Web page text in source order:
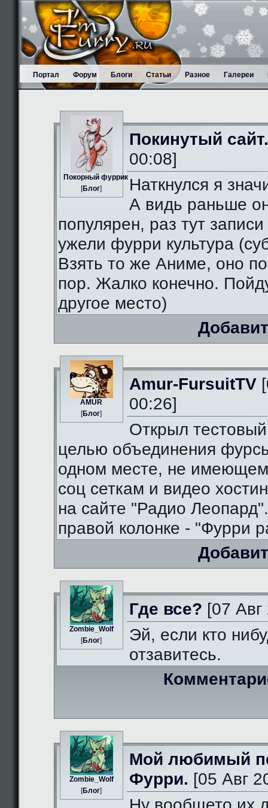
Портал Форум Блоги Статьи Разное Галереи
Пoкорный фуррик
[Блог]
Покинутый сайт.
00:08]
Наткнулся я
А видь раньше
популярен, раз тут
ужели фурри культура
Взять то же Аниме, оно
пор. Жалко конечно.
другое место)
AMUR
[Блог]
Amur-FursuitTV
00:26]
Открыл
целью объединения
одном месте, не
соц сеткам и видео
на сайте "Радио
правой колонке - "Фурри
Zombie_Wolf
[Блог]
Где все? [07
Эй, если кто
отзавитесь.
Zombie_Wolf
[Блог]
Мой любимый
Фурри. [05 Авг